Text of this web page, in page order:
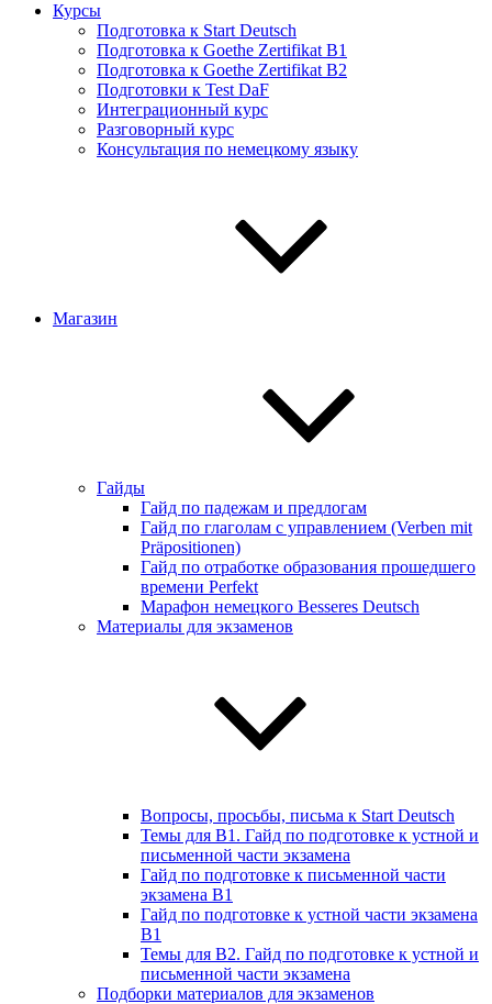
Курсы
Подготовка к Start Deutsch
Подготовка к Goethe Zertifikat B1
Подготовка к Goethe Zertifikat B2
Подготовки к Test DaF
Интеграционный курс
Разговорный курс
Консультация по немецкому языку
Магазин
Гайды
Гайд по падежам и предлогам
Гайд по глаголам с управлением (Verben mit
Präpositionen)
Гайд по отработке образования прошедшего
времени Perfekt
Марафон немецкого Besseres Deutsch
Материалы для экзаменов
Вопросы, просьбы, письма к Start Deutsch
Темы для B1. Гайд по подготовке к устной и
письменной части экзамена
Гайд по подготовке к письменной части
экзамена B1
Гайд по подготовке к устной части экзамена
B1
Темы для B2. Гайд по подготовке к устной и
письменной части экзамена
Подборки материалов для экзаменов